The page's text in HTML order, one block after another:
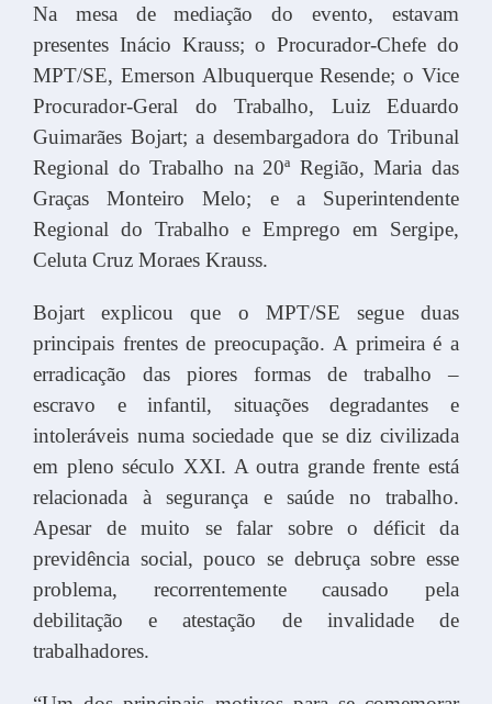
Na mesa de mediação do evento, estavam
presentes Inácio Krauss; o Procurador-Chefe do
MPT/SE, Emerson Albuquerque Resende; o Vice
Procurador-Geral do Trabalho, Luiz Eduardo
Guimarães Bojart; a desembargadora do Tribunal
Regional do Trabalho na 20ª Região, Maria das
Graças Monteiro Melo; e a Superintendente
Regional do Trabalho e Emprego em Sergipe,
Celuta Cruz Moraes Krauss.
Bojart explicou que o MPT/SE segue duas
principais frentes de preocupação. A primeira é a
erradicação das piores formas de trabalho –
escravo e infantil, situações degradantes e
intoleráveis numa sociedade que se diz civilizada
em pleno século XXI. A outra grande frente está
relacionada à segurança e saúde no trabalho.
Apesar de muito se falar sobre o déficit da
previdência social, pouco se debruça sobre esse
problema, recorrentemente causado pela
debilitação e atestação de invalidade de
trabalhadores.